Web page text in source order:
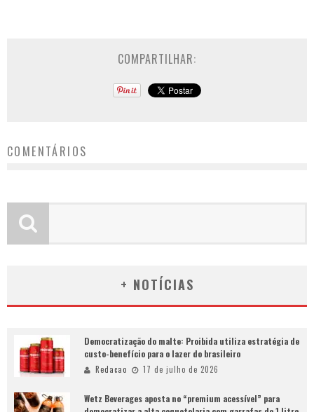
COMPARTILHAR:
COMENTÁRIOS
+ NOTÍCIAS
Democratização do malte: Proibida utiliza estratégia de
custo-benefício para o lazer do brasileiro
Redacao 17 de julho de 2026
Wetz Beverages aposta no “premium acessível” para